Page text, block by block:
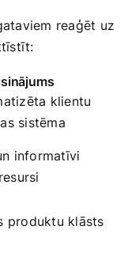
reaģēt uz
klientu
sistēma
informatīvi
produktu klāsts